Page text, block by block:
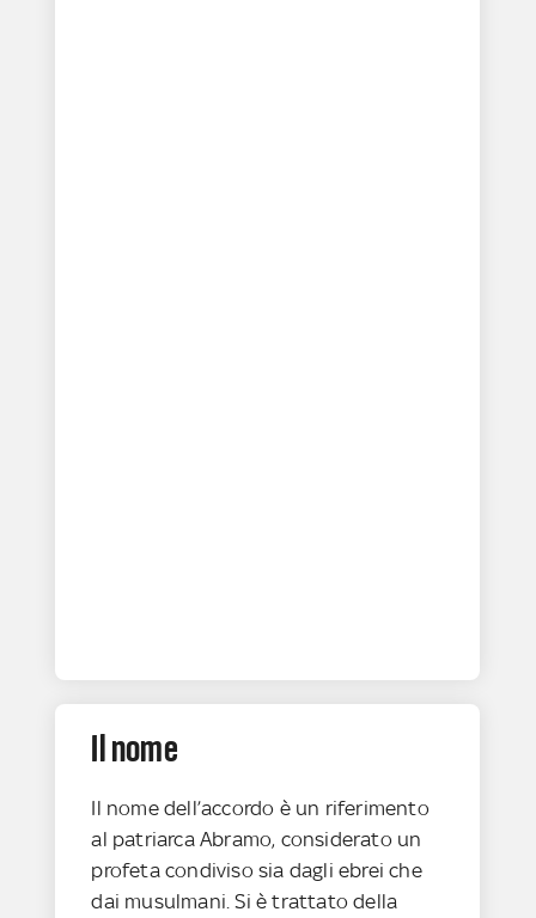
Il nome
Il nome dell’accordo è un riferimento
al patriarca Abramo, considerato un
profeta condiviso sia dagli ebrei che
dai musulmani. Si è trattato della